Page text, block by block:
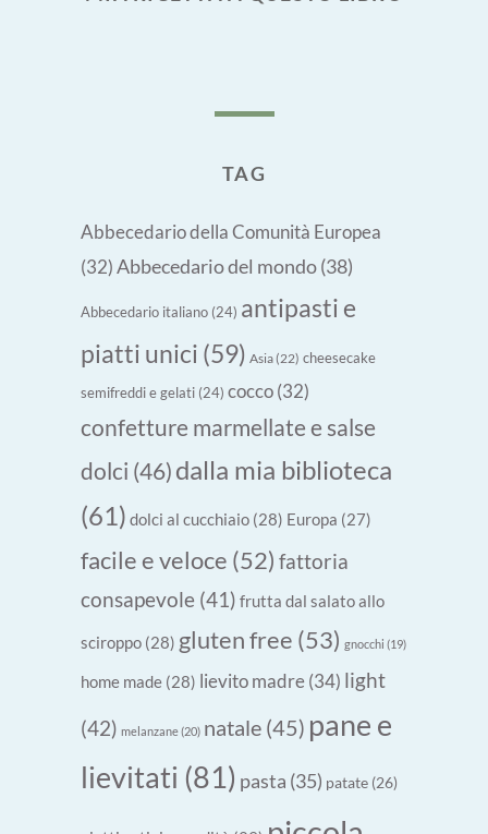
TAG
Abbecedario della Comunità Europea
(32) Abbecedario del mondo(38)
Abbecedario italiano (24) antipasti e
piatti unici (59) Asia(22) cheesecake
semifreddi e gelati (24) cocco (32)
confetture marmellate e salse
dolci (46) dalla mia biblioteca
(61) dolci al cucchiaio (28) Europa (27)
facile e veloce (52) fattoria
consapevole (41) frutta dal salato allo
sciroppo (28) gluten free (53) gnocchi (19)
home made (28) lievito madre(34) light
(42) melanzane(20) natale (45) pane e
lievitati (81) pasta (35) patate (26)